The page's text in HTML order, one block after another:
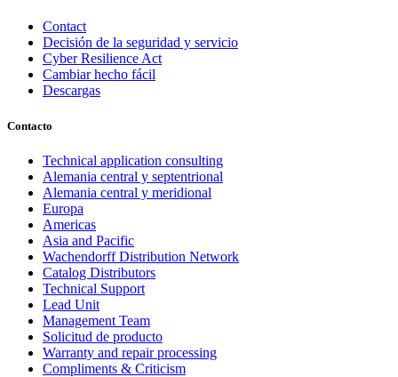
Contact
Decisión de la seguridad y servicio
Cyber Resilience Act
Cambiar hecho fácil
Descargas
Contacto
Technical application consulting
Alemania central y septentrional
Alemania central y meridional
Europa
Americas
Asia and Pacific
Wachendorff Distribution Network
Catalog Distributors
Technical Support
Lead Unit
Management Team
Solicitud de producto
Warranty and repair processing
Compliments & Criticism